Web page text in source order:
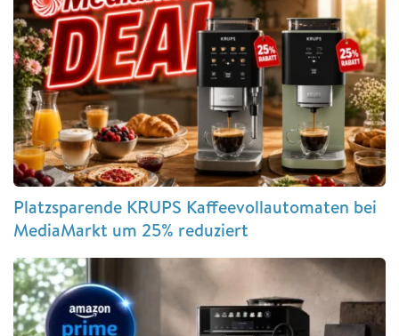
Platzsparende KRUPS Kaffeevollautomaten bei
MediaMarkt um 25% reduziert